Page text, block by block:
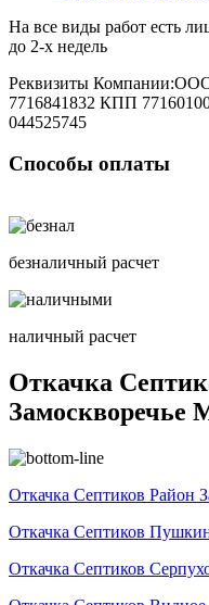
На все виды работ есть
до 2-х недель
Реквизиты
7716841832 КПП
044525745
Способы оплаты
безналичный расчет
наличный расчет
Откачка
Замоскворечье
Откачка Септиков Район
Откачка Септиков
Откачка Септиков